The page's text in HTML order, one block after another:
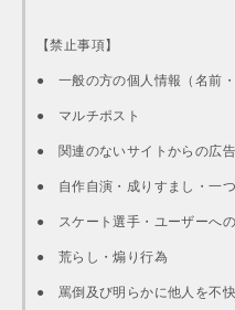
【禁止事項】
● 一般の方の個人情報（名前
● マルチポスト
● 関連のないサイトからの広
● 自作自演・成りすまし・一
● スケート選手・ユーザーへ
● 荒らし・煽り行為
● 罵倒及び明らかに他人を不